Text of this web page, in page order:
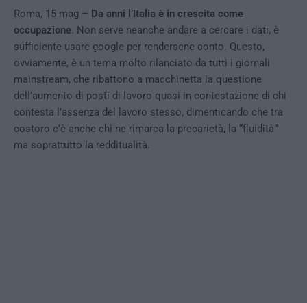
Roma, 15 mag – Da anni l’Italia è in crescita come
occupazione. Non serve neanche andare a cercare i dati, è
sufficiente usare google per rendersene conto. Questo,
ovviamente, è un tema molto rilanciato da tutti i giornali
mainstream, che ribattono a macchinetta la questione
dell’aumento di posti di lavoro quasi in contestazione di chi
contesta l’assenza del lavoro stesso, dimenticando che tra
costoro c’è anche chi ne rimarca la precarietà, la “fluidità”
ma soprattutto la redditualità.